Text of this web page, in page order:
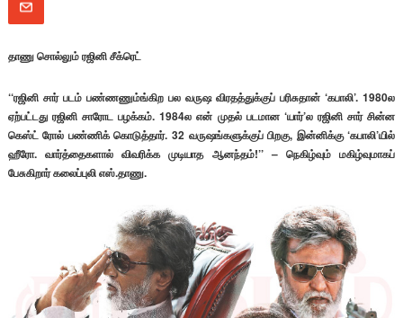
தாணு சொல்லும் ரஜினி சீக்ரெட்
‘‘ரஜினி சார் படம் பண்ணணும்ங்கிற பல வருஷ விரதத்துக்குப் பரிசுதான் ‘கபாலி’. 1980ல
ஏற்பட்டது ரஜினி சாரோட பழக்கம். 1984ல என் முதல் படமான ‘யார்’ல ரஜினி சார் சின்ன
கெஸ்ட் ரோல் பண்ணிக் கொடுத்தார். 32 வருஷங்களுக்குப் பிறகு, இன்னிக்கு ‘கபாலி’யில்
ஹீரோ. வார்த்தைகளால் விவரிக்க முடியாத ஆனந்தம்!’’ – நெகிழ்வும் மகிழ்வுமாகப்
பேசுகிறார் கலைப்புலி எஸ்.தாணு.